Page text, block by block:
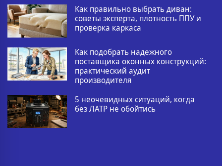
Как правильно выбрать диван:
советы эксперта, плотность ППУ и
проверка каркаса
Как подобрать надежного
поставщика оконных конструкций:
практический аудит
производителя
5 неочевидных ситуаций, когда
без ЛАТР не обойтись